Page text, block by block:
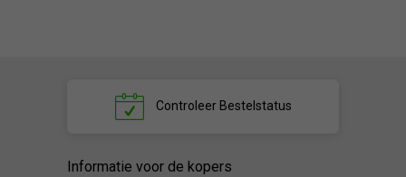
ControleerBestelstatus
Informatie voor de kopers